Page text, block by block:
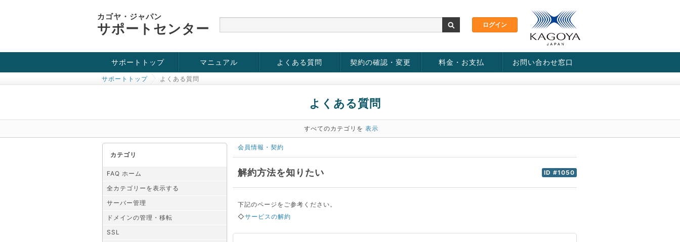
カゴヤ・ジャパン
サポートセンター
サポートトップ
お役立ち情報
チュートリアル
障害・メンテナンス情報
マニュアル よくある質問 契約の確認・変更 料金・お支払 お問い合わせ窓口
サポートトップ よくある質問
よくある質問
すべてのカテゴリを 表示
カテゴリ
FAQ ホーム
全カテゴリーを表示する
サーバー管理
ドメインの管理・移転
SSL
会員情報・契約
ID #1050
解約方法を知りたい
下記のページをご参考ください。
◇サービスの解約